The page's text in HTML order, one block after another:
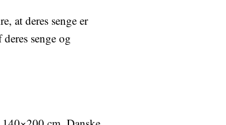
at deres senge er
senge og